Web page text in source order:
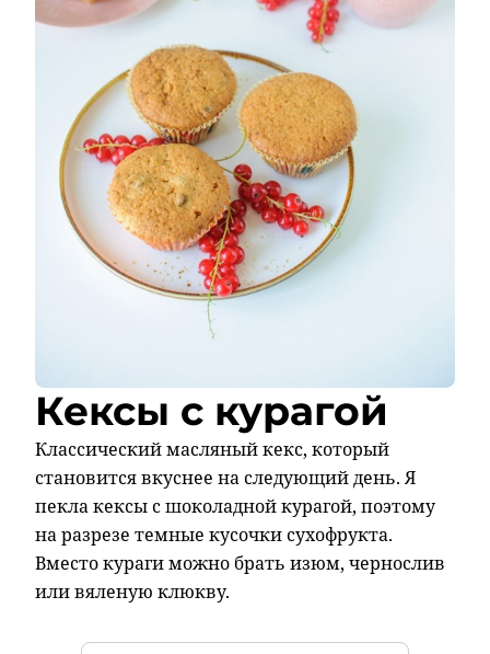
Кексы с курагой
Классический масляный кекс, который
становится вкуснее на следующий день. Я
пекла кексы с шоколадной курагой, поэтому
на разрезе темные кусочки сухофрукта.
Вместо кураги можно брать изюм, чернослив
или вяленую клюкву.